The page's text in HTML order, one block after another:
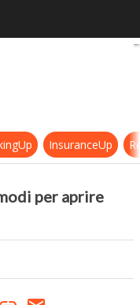
7 modi
InsuranceUp
per aprire